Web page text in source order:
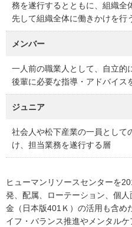
務を遂行するとともに、組織全
先して組織全体に働きかけを行
メンバー
一人前の職業人として、自立的
後輩に必要な指導・アドバイス
ジュニア
社会人や松下産業の一員として
け、担当業務を遂行する層
ヒューマンリソースセンターを
発、配属、ローテーション、個
金（日本版401Ｋ）の活用も含め
イフ・バランス推進やメンタル